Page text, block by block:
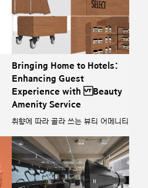
Bringing Home to Hotels:
Enhancing Guest
Experience with Beauty
Amenity Service
취향에 따라 골라 쓰는 뷰티 어메니티